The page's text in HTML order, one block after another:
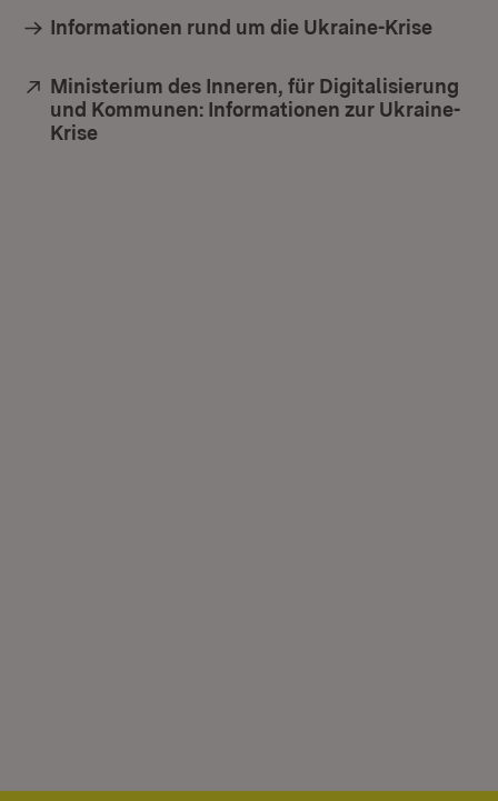
Informationen rund um die Ukraine-Krise
Extern:
Ministerium des Inneren, für Digitalisierung
und Kommunen: Informationen zur Ukraine-
Krise